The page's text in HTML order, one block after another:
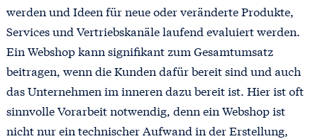
werden und Ideen für neue oder veränderte Produkte,
Services und Vertriebskanäle laufend evaluiert werden.
Ein Webshop kann signifikant zum Gesamtumsatz
beitragen, wenn die Kunden dafür bereit sind und auch
das Unternehmen im inneren dazu bereit ist. Hier ist oft
sinnvolle Vorarbeit notwendig, denn ein Webshop ist
nicht nur ein technischer Aufwand in der Erstellung,